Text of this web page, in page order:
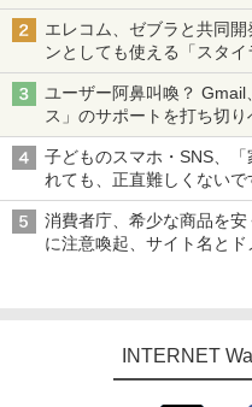
ち・ざ・ろーど！その14
エレコム、ゼブラと共同
ンとしても使える「スタ
も、持ち替えずに書き込め
ユーザー阿鼻叫喚？
ス」のサポートを打ち切り
子どものスマホ・SNS、
れても、正直難しくない
デビューする方が怖い」
消費者庁、希少な商品を
に注意喚起、サイト名と
INTERNET